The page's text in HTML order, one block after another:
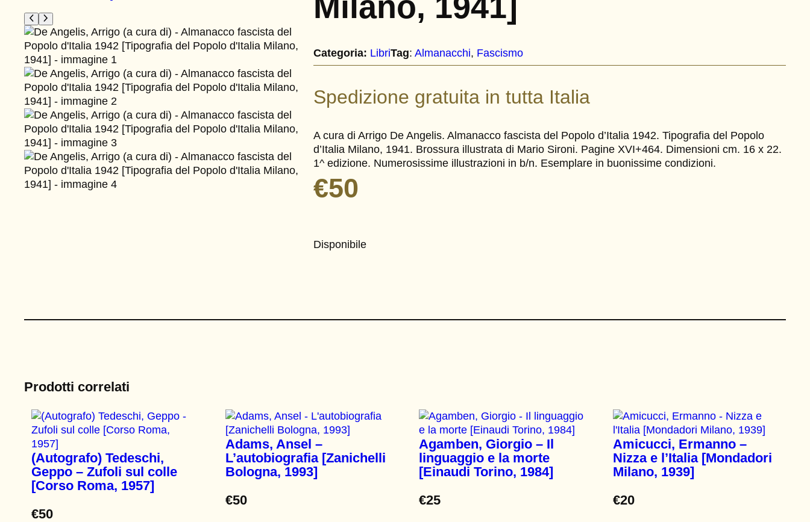
Categoria: LibriTag:Almanacchi, Fascismo
Spedizione gratuita in tutta Italia
A cura di Arrigo De Angelis. Almanacco fascista del Popolo d’Italia 1942. Tipografia del Popolo
d’Italia Milano, 1941. Brossura illustrata di Mario Sironi. Pagine XVI+464. Dimensioni cm. 16 x 22.
1^ edizione. Numerosissime illustrazioni in b/n. Esemplare in buonissime condizioni.
€50
Disponibile
Prodotti correlati
(Autografo) Tedeschi,
Geppo – Zufoli sul colle
[Corso Roma, 1957]
€50
Adams, Ansel –
L’autobiografia [Zanichelli
Bologna, 1993]
€50
Agamben, Giorgio – Il
linguaggio e la morte
[Einaudi Torino, 1984]
€25
Amicucci, Ermanno –
Nizza e l’Italia [Mondadori
Milano, 1939]
€20